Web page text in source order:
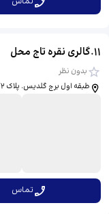
11
.گالری نقره تاج محل
بدون نظر
طبقه اول برج گلدیس. پلاک 72
تماس